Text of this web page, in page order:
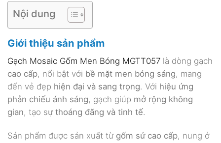
Nội dung
Giới thiệu sản phẩm
Gạch Mosaic Gốm Men Bóng MGTT057 là dòng gạch
cao cấp, nổi bật với bề mặt men bóng sáng, mang
đến vẻ đẹp hiện đại và sang trọng. Với hiệu ứng
phản chiếu ánh sáng, gạch giúp mở rộng không
gian, tạo sự thoáng đãng và tinh tế.
Sản phẩm được sản xuất từ gốm sứ cao cấp, nung ở